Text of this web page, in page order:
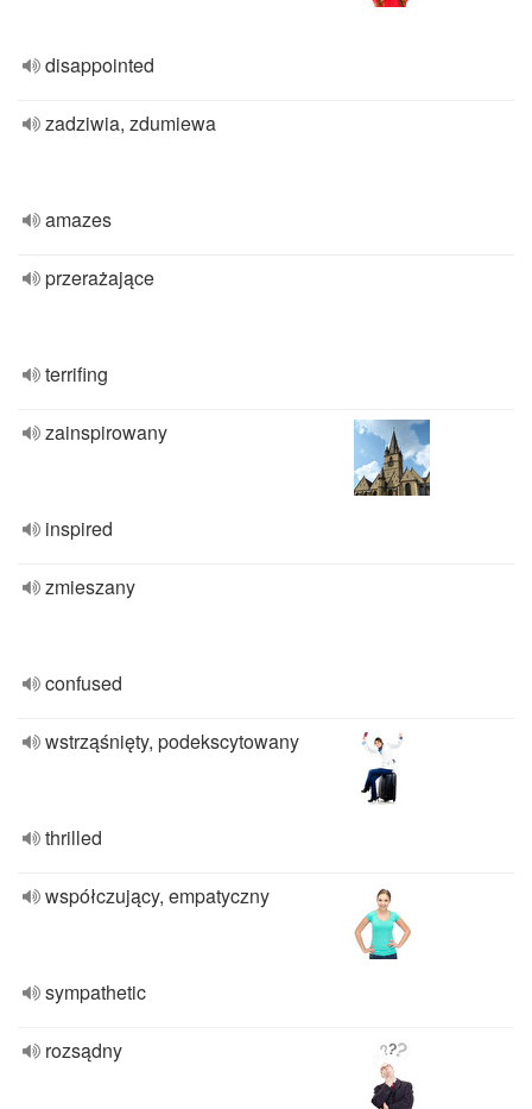
disappointed
zadziwia, zdumiewa
amazes
przerażające
terrifing
zainspirowany
inspired
zmieszany
confused
wstrząśnięty, podekscytowany
thrilled
współczujący, empatyczny
sympathetic
rozsądny